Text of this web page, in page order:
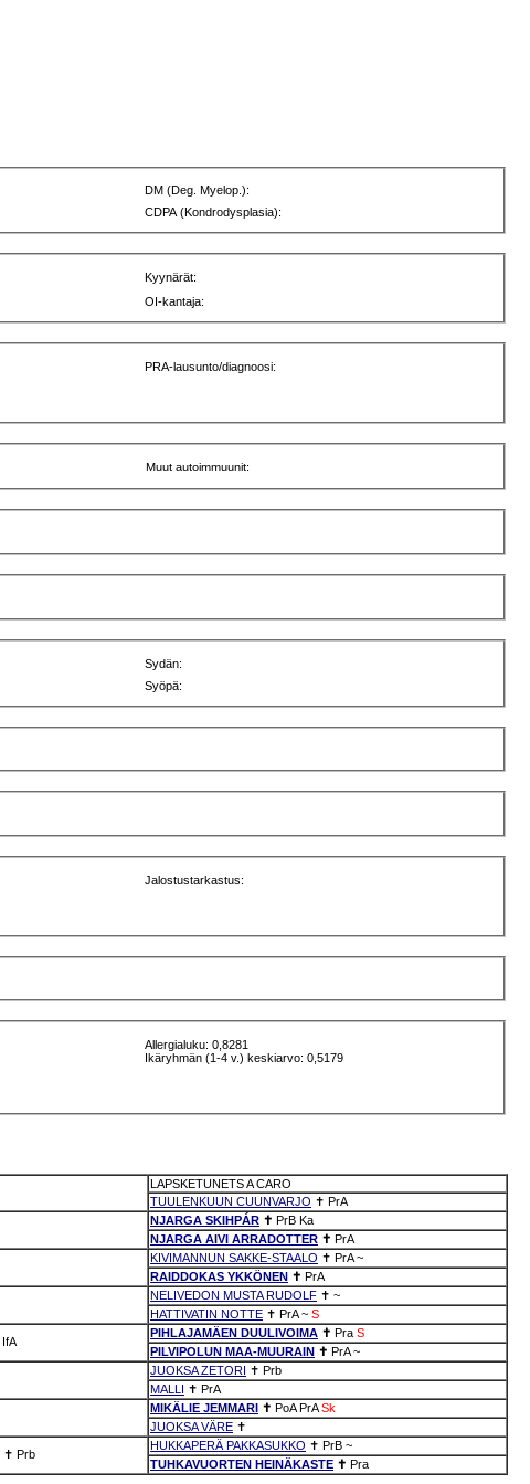
DM (Deg. Myelop.):
CDPA (Kondrodysplasia):
Kyynärät:
OI-kantaja:
PRA-lausunto/diagnoosi:
Muut autoimmuunit:
Sydän:
Syöpä:
Jalostustarkastus:
Allergialuku: 0,8281
Ikäryhmän (1-4 v.) keskiarvo: 0,5179
LAPSKETUNETS A CARO
TUULENKUUN CUUNVARJO ✝ PrA
NJARGA SKIHPÁR ✝ PrB Ka
NJARGA AIVI ARRADOTTER ✝ PrA
KIVIMANNUN SAKKE-STAALO ✝ PrA ~
RAIDDOKAS YKKÖNEN ✝ PrA
NELIVEDON MUSTA RUDOLF ✝ ~
HATTIVATIN NOTTE ✝ PrA ~ S
IfA
PIHLAJAMÄEN DUULIVOIMA ✝ Pra S
PILVIPOLUN MAA-MUURAIN ✝ PrA ~
JUOKSA ZETORI ✝ Prb
MALLI ✝ PrA
MIKÄLIE JEMMARI ✝ PoA PrA Sk
JUOKSA VÄRE ✝
✝ Prb
HUKKAPERÄ PAKKASUKKO ✝ PrB ~
TUHKAVUORTEN HEINÄKASTE ✝ Pra